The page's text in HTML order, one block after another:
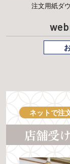
注文用紙ダ
ネットで注
店舗受